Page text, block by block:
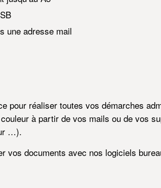
une adresse mail
pour réaliser toutes vos démarches
à partir de vos mails ou de vos
…).
vos documents avec nos logiciels